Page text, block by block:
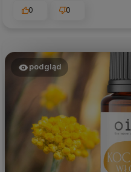
0
0
podgląd